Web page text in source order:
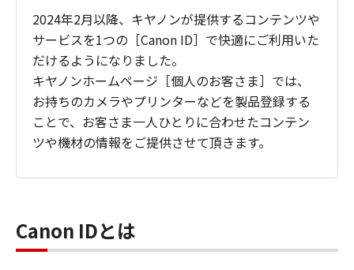
2024年2月以降、キヤノンが提供するコンテンツや
サービスを1つの［Canon ID］で快適にご利用いた
だけるようになりました。
キヤノンホームページ［個人のお客さま］では、
お持ちのカメラやプリンターなどを製品登録する
ことで、お客さま一人ひとりに合わせたコンテン
ツや機材の情報をご提供させて頂きます。
Canon IDとは